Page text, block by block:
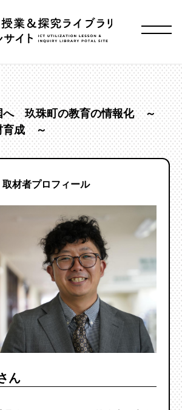
へ 玖珠町の教育の情報化 ～
育成 ～
取材者プロフィール
ん